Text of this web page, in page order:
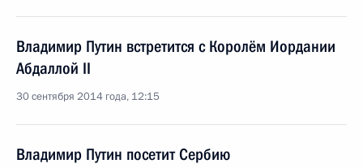
Владимир Путин встретится с Королём Иордании
Абдаллой II
30 сентября 2014 года, 12:15
Владимир Путин посетит Сербию